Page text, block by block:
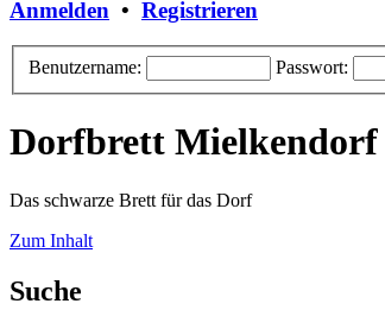
Anmelden • Registrieren
Benutzername: Passwort:
Dorfbrett Mielkendorf
Das schwarze Brett für das Dorf
Zum Inhalt
Suche